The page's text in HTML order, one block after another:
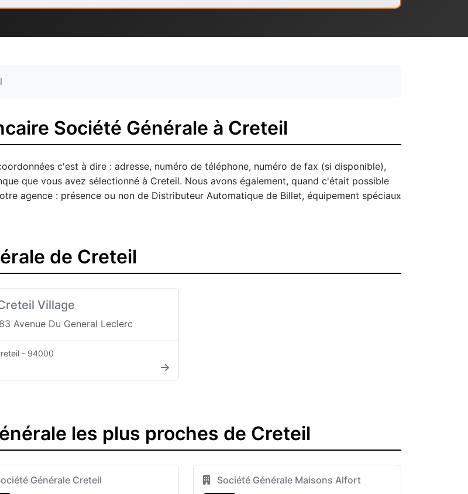
Société Générale à Creteil
c'est à dire : adresse, numéro de téléphone, numéro de fax (si disponible),
que vous avez sélectionné à Creteil. Nous avons également, quand c'était possible
agence : présence ou non de Distributeur Automatique de Billet, équipement spéciaux
de Creteil
Village
83 Avenue Du General Leclerc
- 94000
les plus proches de Creteil
Générale Creteil Société Générale Maisons Alfort